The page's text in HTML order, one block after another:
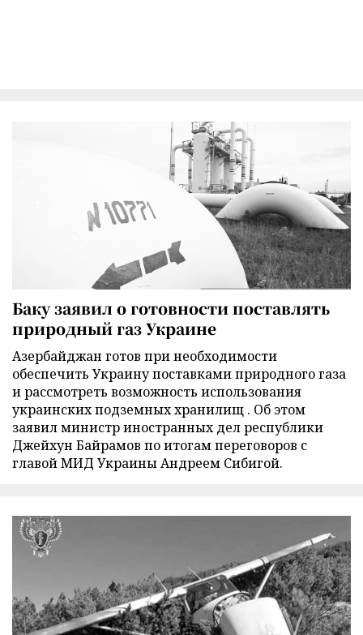
Баку заявил о готовности поставлять
природный газ Украине
Азербайджан готов при необходимости
обеспечить Украину поставками природного газа
и рассмотреть возможность использования
украинских подземных хранилищ . Об этом
заявил министр иностранных дел республики
Джейхун Байрамов по итогам переговоров с
главой МИД Украины Андреем Сибигой.